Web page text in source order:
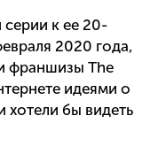
к ее 20-
2020 года,
франшизы The
идеями о
бы видеть